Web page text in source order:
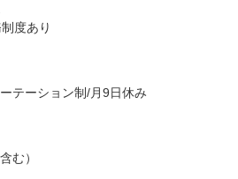
度あり
テーション制/月9日休み
む）